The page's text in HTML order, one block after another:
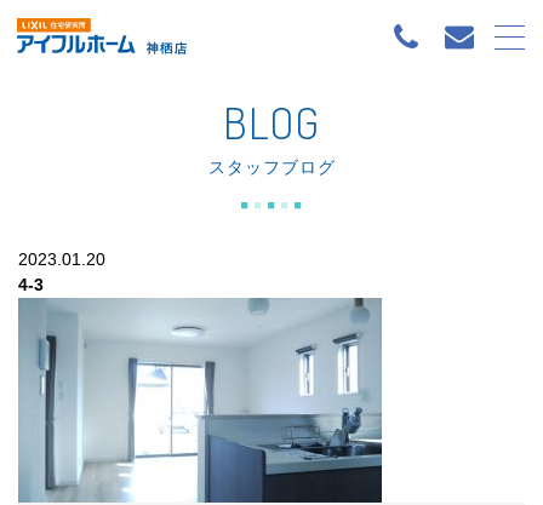
BLOG
スタッフブログ
2023.01.20
4-3